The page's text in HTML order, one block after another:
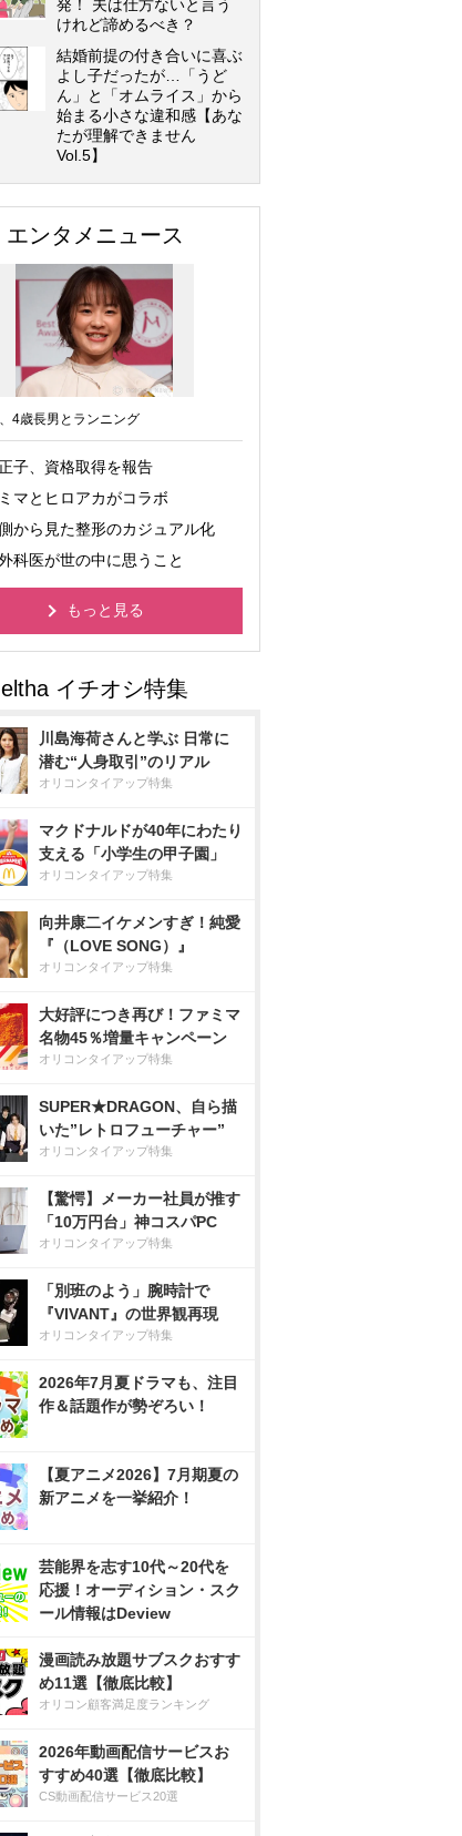
発！ 夫は仕方ないと言う
けれど諦めるべき？
結婚前提の付き合いに喜ぶ
よし子だったが…「うど
ん」と「オムライス」から
始まる小さな違和感【あな
たが理解できません
Vol.5】
エンタメニュース
4歳長男とランニング
子、資格取得を報告
マとヒロアカがコラボ
から見た整形のカジュアル化
科医が世の中に思うこと
もっと見る
川島海荷さんと学ぶ 日常に
潜む“人身取引”のリアル
オリコンタイアップ特集
マクドナルドが40年にわたり
支える「小学生の甲子園」
オリコンタイアップ特集
向井康二イケメンすぎ！純愛
『（LOVE SONG）』
オリコンタイアップ特集
大好評につき再び！ファミマ
名物45％増量キャンペーン
オリコンタイアップ特集
SUPER★DRAGON、自ら描
いた”レトロフューチャー”
オリコンタイアップ特集
【驚愕】メーカー社員が推す
「10万円台」神コスパPC
オリコンタイアップ特集
「別班のよう」腕時計で
『VIVANT』の世界観再現
オリコンタイアップ特集
2026年7月夏ドラマも、注目
作＆話題作が勢ぞろい！
【夏アニメ2026】7月期夏の
新アニメを一挙紹介！
芸能界を志す10代～20代を
応援！オーディション・スク
ール情報はDeview
漫画読み放題サブスクおすす
め11選【徹底比較】
オリコン顧客満足度ランキング
2026年動画配信サービスお
すすめ40選【徹底比較】
CS動画配信サービス20選